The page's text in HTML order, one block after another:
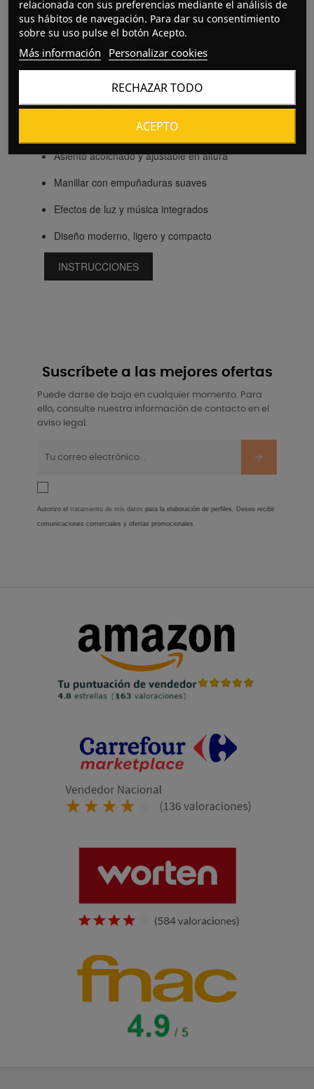
Edad recomendada: de 12 a 36 meses
Peso máximo soportado: 20 kg
Dimensiones: 55 x 18 x 32 cm
Ruedas EVA silenciosas
Asiento acolchado y ajustable en altura
Manillar con empuñaduras suaves
Efectos de luz y música integrados
Diseño moderno, ligero y compacto
INSTRUCCIONES
Suscríbete a las mejores ofertas
Puede darse de baja en cualquier momento. Para
ello, consulte nuestra información de contacto en el
aviso legal.
Autorizo el tratamiento de mis datos para la elaboración de perfiles. Deseo recibir
comunicaciones comerciales y ofertas promocionales
relacionada con sus preferencias mediante el análisis de
sus hábitos de navegación. Para dar su consentimiento
sobre su uso pulse el botón Acepto.
Más información Personalizar cookies
RECHAZAR TODO
ACEPTO